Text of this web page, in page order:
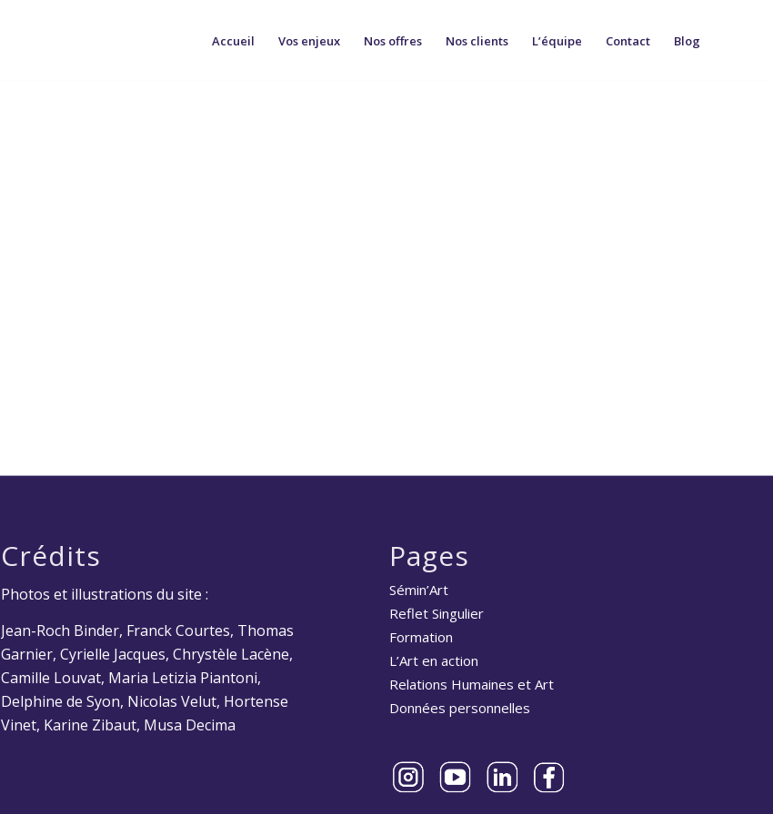
Accueil Vos enjeux Nos offres Nos clients L’équipe Contact Blog
Crédits
Photos et illustrations du site :
Jean-Roch Binder, Franck Courtes, Thomas
Garnier, Cyrielle Jacques, Chrystèle Lacène,
Camille Louvat, Maria Letizia Piantoni,
Delphine de Syon, Nicolas Velut, Hortense
Vinet, Karine Zibaut, Musa Decima
Pages
Sémin’Art
Reflet Singulier
Formation
L’Art en action
Relations Humaines et Art
Données personnelles